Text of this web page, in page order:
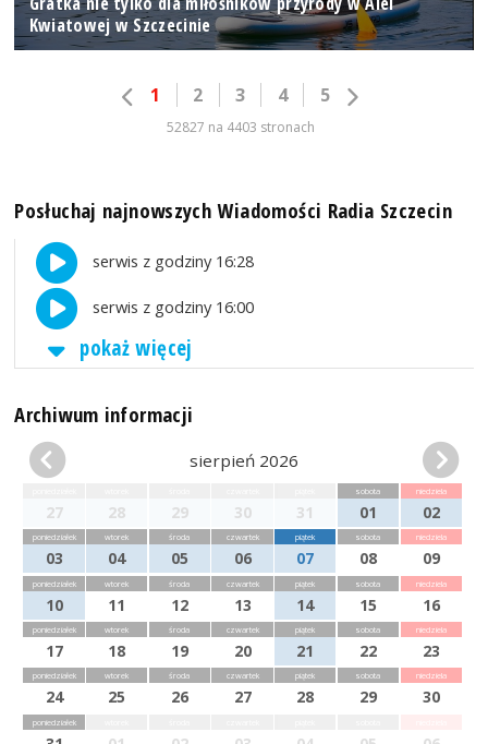
Kwiatowej w Szczecinie
1 2 3 4 5
52827 na 4403 stronach
Posłuchaj najnowszych Wiadomości Radia Szczecin
serwis z godziny 16:28
serwis z godziny 16:00
pokaż więcej
Archiwum informacji
sierpień 2026
27 28 29 30 31
sobota
01
niedziela
02
poniedziałek
03
wtorek
04
środa
05
czwartek
06
piątek
07
sobota
08
niedziela
09
poniedziałek
10
wtorek
11
środa
12
czwartek
13
piątek
14
sobota
15
niedziela
16
poniedziałek
17
wtorek
18
środa
19
czwartek
20
piątek
21
sobota
22
niedziela
23
poniedziałek
24
wtorek
25
środa
26
czwartek
27
piątek
28
sobota
29
niedziela
30
poniedziałek